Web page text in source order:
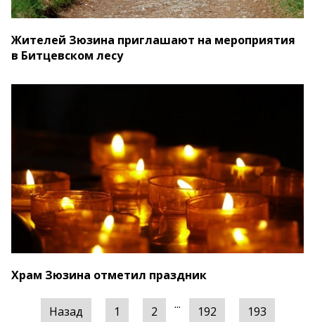
Жителей Зюзина приглашают на мероприятия
в Битцевском лесу
Храм Зюзина отметил праздник
Назад 1 2 ... 192
193